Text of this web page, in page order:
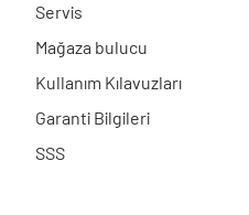
Servis
Mağaza bulucu
Kullanım Kılavuzları
Garanti Bilgileri
SSS